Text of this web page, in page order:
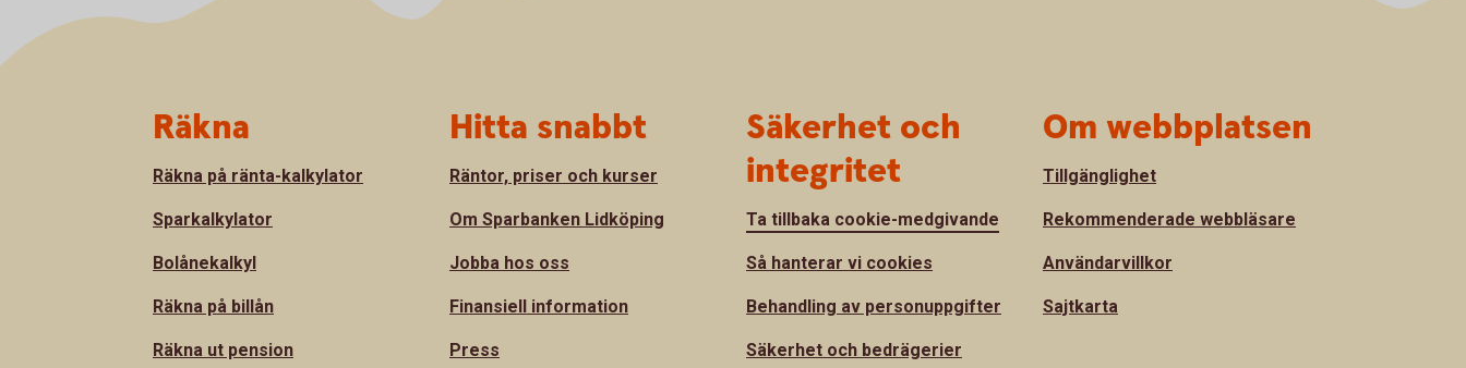
Räkna
Räkna på ränta-kalkylator
Sparkalkylator
Bolånekalkyl
Räkna på billån
Räkna ut pension
Hitta snabbt
Räntor, priser och kurser
Om Sparbanken Lidköping
Jobba hos oss
Finansiell information
Press
Säkerhet och
integritet
Ta tillbaka cookie-medgivande
Så hanterar vi cookies
Behandling av personuppgifter
Säkerhet och bedrägerier
Om webbplatsen
Tillgänglighet
Rekommenderade webbläsare
Användarvillkor
Sajtkarta